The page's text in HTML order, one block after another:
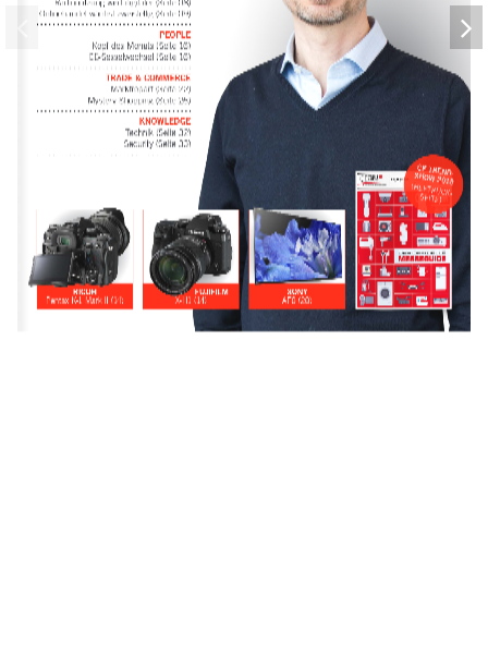
Radionutzung wird digitaler (Seite 08)
Onlinehandel wächst zweistellig (Seite 09)
PEOPLE
Kopf des Monats (Seite 16)
CE-Sesselwechsel (Seite 16)
TRADE & COMMERCE
Marktreport (Seite 22)
Mystery-Shopping (Seite 26)
KNOWLEDGE
Technik (Seite 32)
Security (Seite 33)
RICOH
Pentax K-1 Mark II (14)
FUJIFILM
X-H1 (14)
SONY
AF8 (28)
CE TREND- SHOW
(HEFTRÜCK- SEITE)